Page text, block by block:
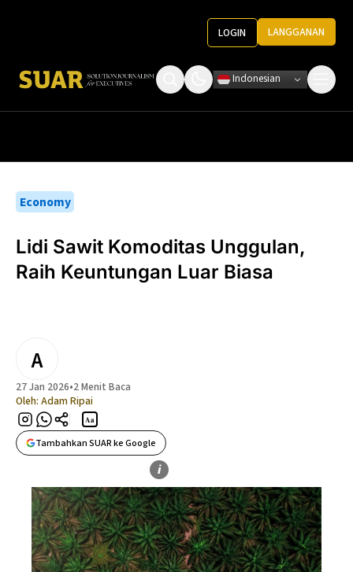
LOGIN LANGGANAN
Ketentuan Penggunaan
Indonesian
Economy
Lidi Sawit Komoditas Unggulan,
Raih Keuntungan Luar Biasa
A
27 Jan 2026•2 Menit Baca
Oleh: Adam Ripai
Aa
Tambahkan SUAR ke Google
i